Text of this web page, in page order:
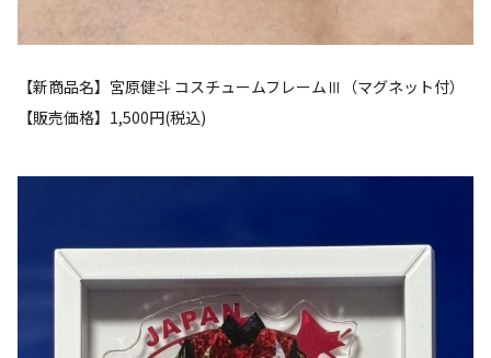
【新商品名】宮原健斗 コスチュームフレームⅢ（マグネット付）
【販売価格】1,500円(税込)